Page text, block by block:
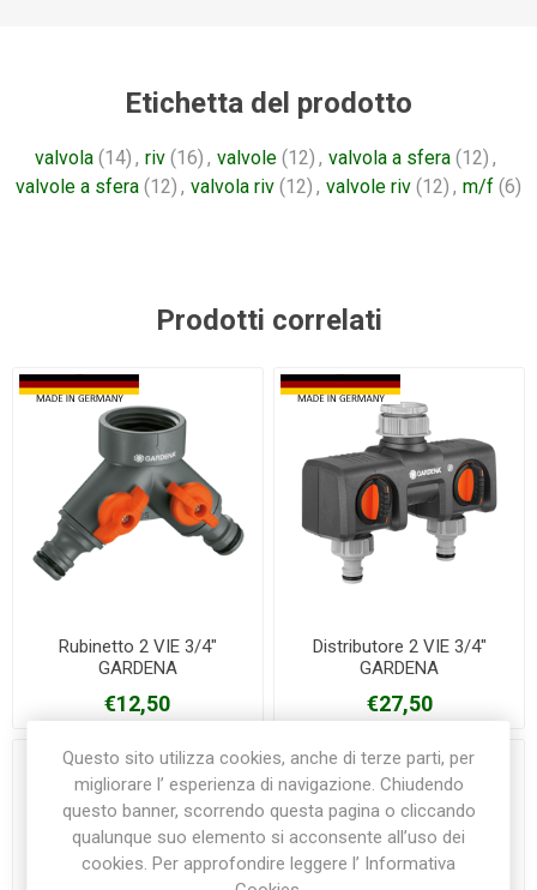
Etichetta del prodotto
valvola (14) , riv (16) , valvole (12) , valvola a sfera (12) ,
valvole a sfera (12) , valvola riv (12) , valvole riv (12) , m/f (6)
Prodotti correlati
Rubinetto 2 VIE 3/4"
GARDENA
€12,50
Distributore 2 VIE 3/4"
GARDENA
€27,50
Questo sito utilizza cookies, anche di terze parti, per
migliorare l’ esperienza di navigazione. Chiudendo
questo banner, scorrendo questa pagina o cliccando
qualunque suo elemento si acconsente all’uso dei
cookies. Per approfondire leggere l’ Informativa